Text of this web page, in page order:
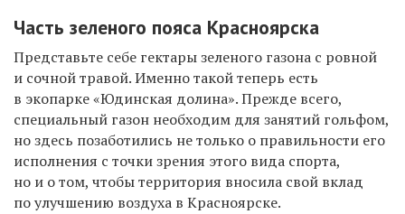
Часть зеленого пояса Красноярска
Представьте себе гектары зеленого газона с ровной
и сочной травой. Именно такой теперь есть
в экопарке «Юдинская долина». Прежде всего,
специальный газон необходим для занятий гольфом,
но здесь позаботились не только о правильности его
исполнения с точки зрения этого вида спорта,
но и о том, чтобы территория вносила свой вклад
по улучшению воздуха в Красноярске.